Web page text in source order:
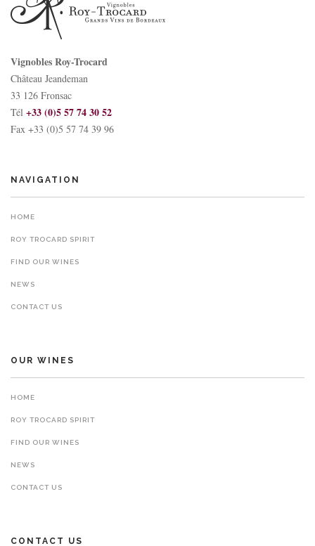
Vignobles Roy-Trocard
Château Jeandeman
33 126 Fronsac
Tél +33 (0)5 57 74 30 52
Fax +33 (0)5 57 74 39 96
NAVIGATION
HOME
ROY TROCARD SPIRIT
FIND OUR WINES
NEWS
CONTACT US
OUR WINES
HOME
ROY TROCARD SPIRIT
FIND OUR WINES
NEWS
CONTACT US
CONTACT US